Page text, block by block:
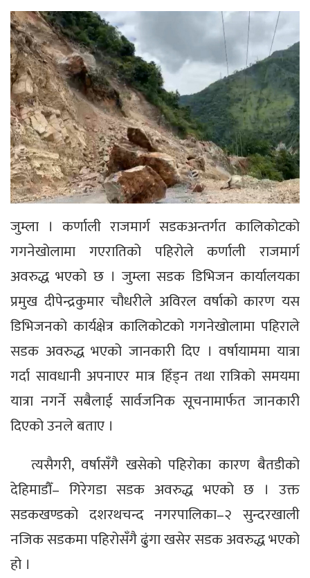
जुम्ला । कर्णाली राजमार्ग सडकअन्तर्गत कालिकोटको
गगनेखोलामा गएरातिको पहिरोले कर्णाली राजमार्ग
अवरुद्ध भएको छ । जुम्ला सडक डिभिजन कार्यालयका
प्रमुख दीपेन्द्रकुमार चौधरीले अविरल वर्षाको कारण यस
डिभिजनको कार्यक्षेत्र कालिकोटको गगनेखोलामा पहिराले
सडक अवरुद्ध भएको जानकारी दिए । वर्षायाममा यात्रा
गर्दा सावधानी अपनाएर मात्र हिँड्न तथा रात्रिको समयमा
यात्रा नगर्ने सबैलाई सार्वजनिक सूचनामार्फत जानकारी
दिएको उनले बताए ।
त्यसैगरी, वर्षासँगै खसेको पहिरोका कारण बैतडीको
देहिमाडौँ– गिरेगडा सडक अवरुद्ध भएको छ । उक्त
सडकखण्डको दशरथचन्द नगरपालिका–२ सुन्दरखाली
नजिक सडकमा पहिरोसँगै ढुंगा खसेर सडक अवरुद्ध भएको
हो ।